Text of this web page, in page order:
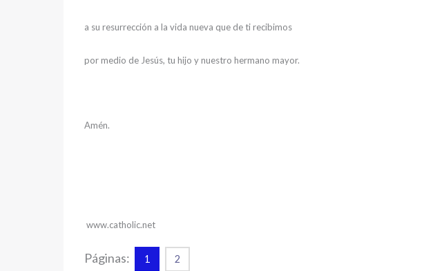
a su resurrección a la vida nueva que de ti recibimos
por medio de Jesús, tu hijo y nuestro hermano mayor.
Amén.
www.catholic.net
Páginas: 1 2